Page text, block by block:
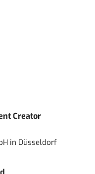
Creator
in Düsseldorf